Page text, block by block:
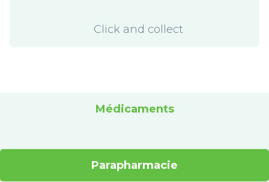
Click and collect
Médicaments
Parapharmacie